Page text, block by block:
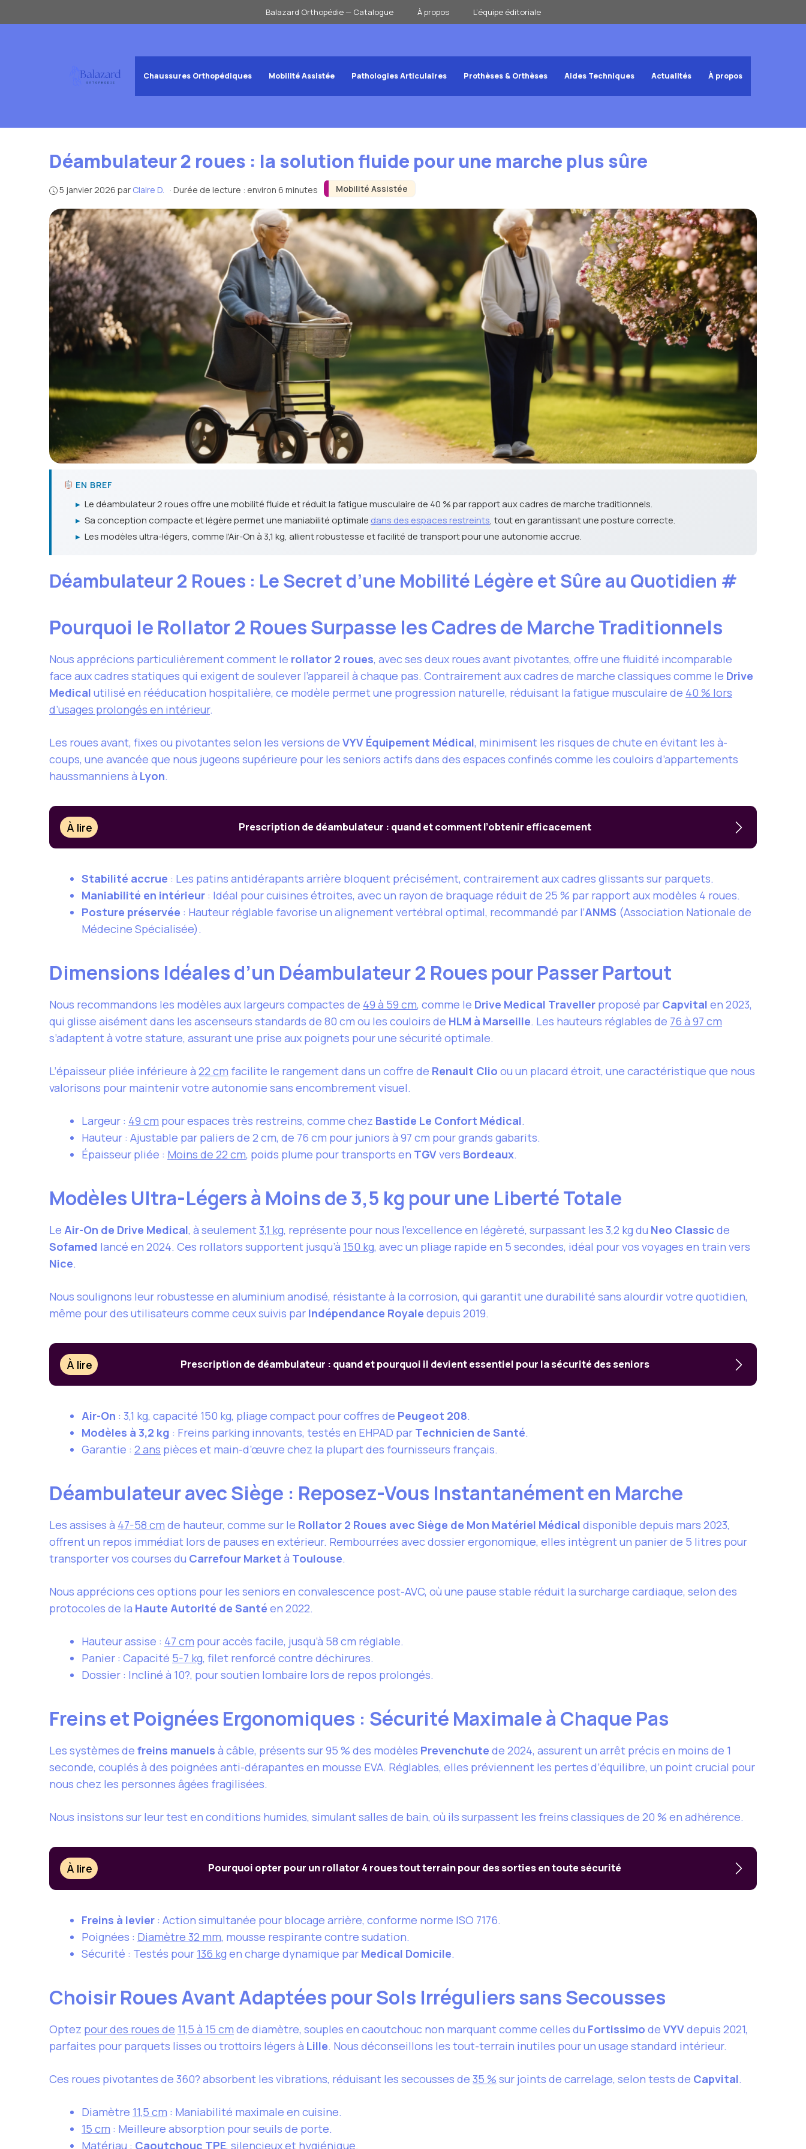
au
Balazard Orthopédie — Catalogue À propos L’équipe éditoriale
Chaussures Orthopédiques Mobilité Assistée Pathologies Articulaires Prothèses & Orthèses Aides Techniques Actualités À propos
Mobilité Assistée
Déambulateur 2 roues : la solution fluide pour une marche plus sûre
5 janvier 2026 par Claire D. · Durée de lecture : environ 6 minutes
EN BREF
▸ Le déambulateur 2 roues offre une mobilité fluide et réduit la fatigue musculaire de 40 % par rapport aux cadres de marche traditionnels.
▸ Sa conception compacte et légère permet une maniabilité optimale dans des espaces restreints, tout en garantissant une posture correcte.
▸ Les modèles ultra-légers, comme l'Air-On à 3,1 kg, allient robustesse et facilité de transport pour une autonomie accrue.
Déambulateur 2 Roues : Le Secret d’une Mobilité Légère et Sûre au Quotidien #
Pourquoi le Rollator 2 Roues Surpasse les Cadres de Marche Traditionnels
Nous apprécions particulièrement comment le rollator 2 roues, avec ses deux roues avant pivotantes, offre une fluidité incomparable
face aux cadres statiques qui exigent de soulever l’appareil à chaque pas. Contrairement aux cadres de marche classiques comme le Drive
Medical utilisé en rééducation hospitalière, ce modèle permet une progression naturelle, réduisant la fatigue musculaire de 40 % lors
d’usages prolongés en intérieur.
Les roues avant, fixes ou pivotantes selon les versions de VYV Équipement Médical, minimisent les risques de chute en évitant les à-
coups, une avancée que nous jugeons supérieure pour les seniors actifs dans des espaces confinés comme les couloirs d’appartements
haussmanniens à Lyon.
À lire Prescription de déambulateur : quand et comment l’obtenir efficacement
Stabilité accrue : Les patins antidérapants arrière bloquent précisément, contrairement aux cadres glissants sur parquets.
Maniabilité en intérieur : Idéal pour cuisines étroites, avec un rayon de braquage réduit de 25 % par rapport aux modèles 4 roues.
Posture préservée : Hauteur réglable favorise un alignement vertébral optimal, recommandé par l’ANMS (Association Nationale de
Médecine Spécialisée).
Dimensions Idéales d’un Déambulateur 2 Roues pour Passer Partout
Nous recommandons les modèles aux largeurs compactes de 49 à 59 cm, comme le Drive Medical Traveller proposé par Capvital en 2023,
qui glisse aisément dans les ascenseurs standards de 80 cm ou les couloirs de HLM à Marseille. Les hauteurs réglables de 76 à 97 cm
s’adaptent à votre stature, assurant une prise aux poignets pour une sécurité optimale.
L’épaisseur pliée inférieure à 22 cm facilite le rangement dans un coffre de Renault Clio ou un placard étroit, une caractéristique que nous
valorisons pour maintenir votre autonomie sans encombrement visuel.
Largeur : 49 cm pour espaces très restreins, comme chez Bastide Le Confort Médical.
Hauteur : Ajustable par paliers de 2 cm, de 76 cm pour juniors à 97 cm pour grands gabarits.
Épaisseur pliée : Moins de 22 cm, poids plume pour transports en TGVvers Bordeaux.
Modèles Ultra-Légers à Moins de 3,5 kg pour une Liberté Totale
Le Air-On de Drive Medical, à seulement3,1 kg, représente pour nous l’excellence en légèreté, surpassant les 3,2 kg du Neo Classic de
Sofamed lancé en 2024. Ces rollators supportent jusqu’à 150 kg, avec un pliage rapide en 5 secondes, idéal pour vos voyages en train vers
Nice.
Nous soulignons leur robustesse en aluminium anodisé, résistante à la corrosion, qui garantit une durabilité sans alourdir votre quotidien,
même pour des utilisateurs comme ceux suivis par Indépendance Royale depuis 2019.
À lire Prescription de déambulateur : quand et pourquoi il devient essentiel pour la sécurité des seniors
Air-On : 3,1 kg, capacité 150 kg, pliage compact pour coffres de Peugeot 208.
Modèles à 3,2 kg : Freins parking innovants, testés en EHPAD par Technicien de Santé.
Garantie : 2 ans pièces et main-d’œuvre chez la plupart des fournisseurs français.
Déambulateur avec Siège : Reposez-Vous Instantanément en Marche
Les assises à 47-58 cm de hauteur, comme sur le Rollator 2 Roues avec Siège de Mon Matériel Médical disponible depuis mars 2023,
offrent un repos immédiat lors de pauses en extérieur. Rembourrées avec dossier ergonomique, elles intègrent un panier de 5 litres pour
transporter vos courses du Carrefour Market à Toulouse.
Nous apprécions ces options pour les seniors en convalescence post-AVC, où une pause stable réduit la surcharge cardiaque, selon des
protocoles de la Haute Autorité de Santé en 2022.
Hauteur assise : 47 cm pour accès facile, jusqu’à 58 cm réglable.
Panier : Capacité 5-7 kg, filet renforcé contre déchirures.
Dossier : Incliné à 10?, pour soutien lombaire lors de repos prolongés.
Freins et Poignées Ergonomiques : Sécurité Maximale à Chaque Pas
Les systèmes de freins manuels à câble, présents sur 95 % des modèles Prevenchute de 2024, assurent un arrêt précis en moins de 1
seconde, couplés à des poignées anti-dérapantes en mousse EVA. Réglables, elles préviennent les pertes d’équilibre, un point crucial pour
nous chez les personnes âgées fragilisées.
Nous insistons sur leur test en conditions humides, simulant salles de bain, où ils surpassent les freins classiques de 20 % en adhérence.
À lire Pourquoi opter pour un rollator 4 roues tout terrain pour des sorties en toute sécurité
Freins à levier : Action simultanée pour blocage arrière, conforme norme ISO 7176.
Poignées : Diamètre 32 mm, mousse respirante contre sudation.
Sécurité : Testés pour 136 kgen charge dynamique par Medical Domicile.
Choisir Roues Avant Adaptées pour Sols Irréguliers sans Secousses
Optez pour des roues de 11,5 à 15 cm de diamètre, souples en caoutchouc non marquant comme celles du Fortissimo de VYVdepuis 2021,
parfaites pour parquets lisses ou trottoirs légers à Lille. Nous déconseillons les tout-terrain inutiles pour un usage standard intérieur.
Ces roues pivotantes de 360? absorbent les vibrations, réduisant les secousses de 35 % sur joints de carrelage, selon tests de Capvital.
Diamètre 11,5 cm : Maniabilité maximale en cuisine.
15 cm : Meilleure absorption pour seuils de porte.
Matériau : Caoutchouc TPE, silencieux et hygiénique.